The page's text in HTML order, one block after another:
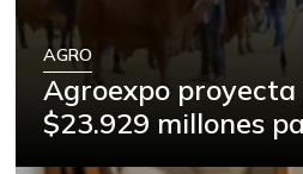
AGRO
Agroexpo
$23.929 millones